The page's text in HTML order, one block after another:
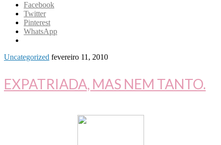
Facebook
Twitter
Pinterest
WhatsApp
Uncategorized fevereiro 11, 2010
EXPATRIADA, MAS NEM TANTO.